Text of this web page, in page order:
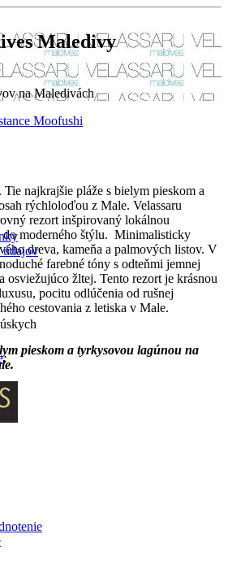
údajov
:
Maledivy
na Maledivách
Moofushi
najkrajšie pláže s bielym pieskom a
rýchloloďou z Male. Velassaru
rezort inšpirovaný lokálnou
do moderného štýlu. Minimalisticky
dreva, kameňa a palmových listov. V
farebné tóny s odteňmi jemnej
osviežujúco žltej. Tento rezort je krásnou
pocitu odlúčenia od rušnej
cestovania z letiska v Male.
pieskom a tyrkysovou lagúnou na